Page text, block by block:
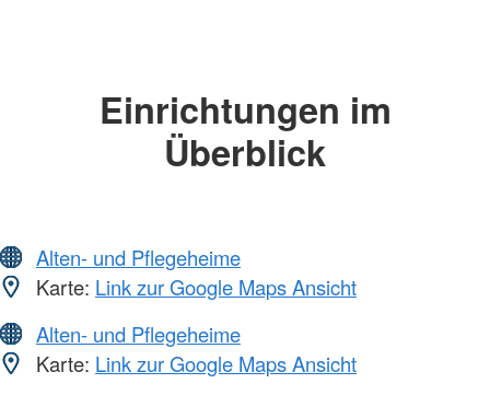
Einrichtungen im
Überblick
Alten- und Pflegeheime
Karte: Link zur Google Maps Ansicht
Alten- und Pflegeheime
Karte: Link zur Google Maps Ansicht